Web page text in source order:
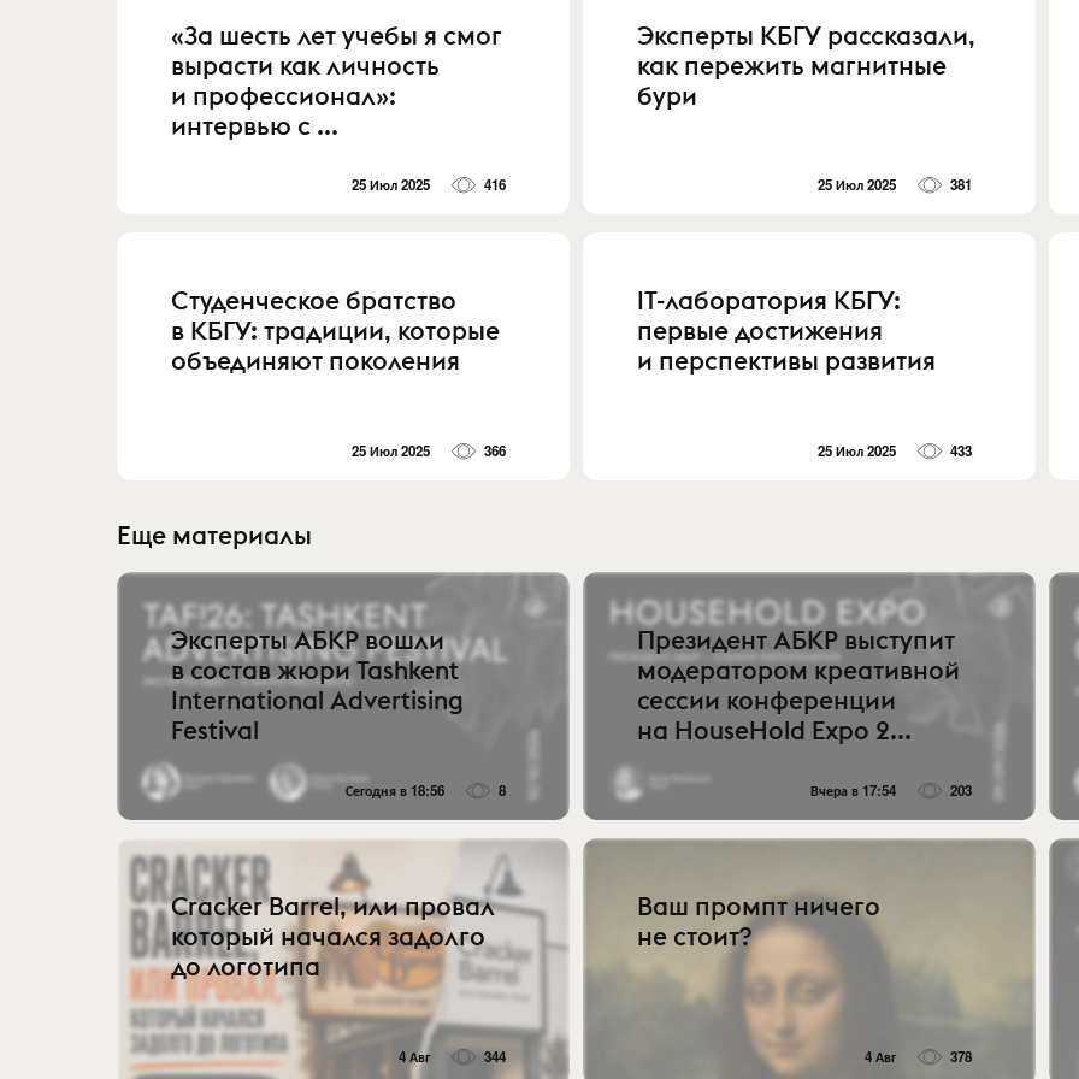
«За шесть лет учебы я смог
вырасти как личность
и профессионал»:
интервью с ...
25 Июл 2025 416
Эксперты КБГУ рассказали,
как пережить магнитные
бури
25 Июл 2025 381
Студенческое братство
в КБГУ: традиции, которые
объединяют поколения
25 Июл 2025 366
IT-лаборатория КБГУ:
первые достижения
и перспективы развития
25 Июл 2025 433
Еще материалы
Эксперты АБКР вошли
в состав жюри Tashkent
International Advertising
Festival
Сегодня в 18:56 8
Президент АБКР выступит
модератором креативной
сессии конференции
на HouseHold Expo 2...
Вчера в 17:54 203
Cracker Barrel, или провал
который начался задолго
до логотипа
4 Авг 344
Ваш промпт ничего
не стоит?
4 Авг 378